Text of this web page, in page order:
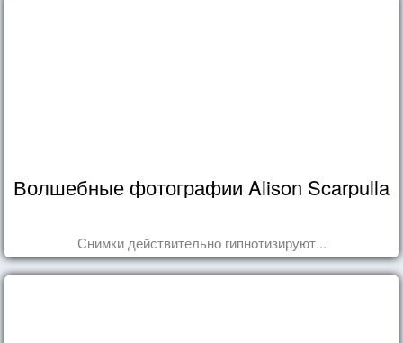
Волшебные фотографии Alison Scarpulla
Снимки действительно гипнотизируют...